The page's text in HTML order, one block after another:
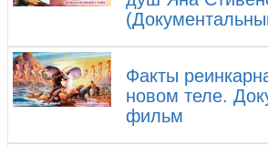
Факты
новом теле.
фильм